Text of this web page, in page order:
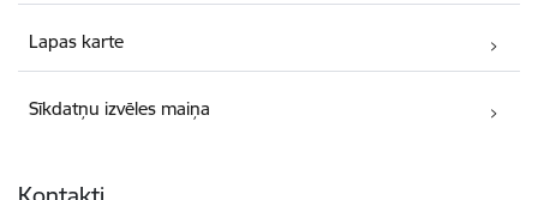
Lapas karte
Sīkdatņu izvēles maiņa